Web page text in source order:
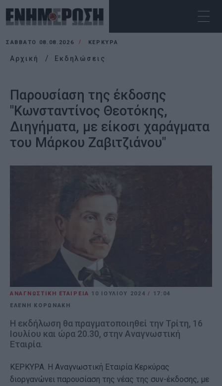
ΣΆΒΒΑΤΟ 08.08.2026 ΚΕΡΚΥΡΑ
Αρχική Εκδηλώσεις
Παρουσίαση της έκδοσης
"Κωνσταντίνος Θεοτόκης,
Διηγήματα, με είκοσι χαράγματα
του Μάρκου Ζαβιτζιάνου"
ΑΝΑΓΝΩΣΤΙΚΗ ΕΤΑΙΡΕΙΑ 10 ΙΟΥΛΊΟΥ 2024/
17:04
ΕΛΕΝΗ ΚΟΡΩΝΑΚΗ
Η εκδήλωση θα πραγματοποιηθεί την Τρίτη, 16
Ιουλίου και ώρα 20.30, στην Αναγνωστική
Εταιρία.
ΚΕΡΚΥΡΑ. Η Αναγνωστική Εταιρία Κερκύρας
διοργανώνει παρουσίαση της νέας της συν-έκδοσης, με